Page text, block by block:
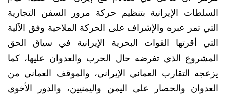
السلطات الإيرانية بتنظيم حركة مرور السفن التجارية
التي تمر عبره والإشراف على الحركة الملاحية وفق الآلية
التي أقرتها القوات البحرية الإيرانية في سياق الحق
المشروع الذي تفرضه حال الحرب والعدوان عليها، كما
يزعجه التقارب العماني الإيراني، والموقف العماني من
العدوان والحصار على اليمن واليمنيين، والدور الأخوي